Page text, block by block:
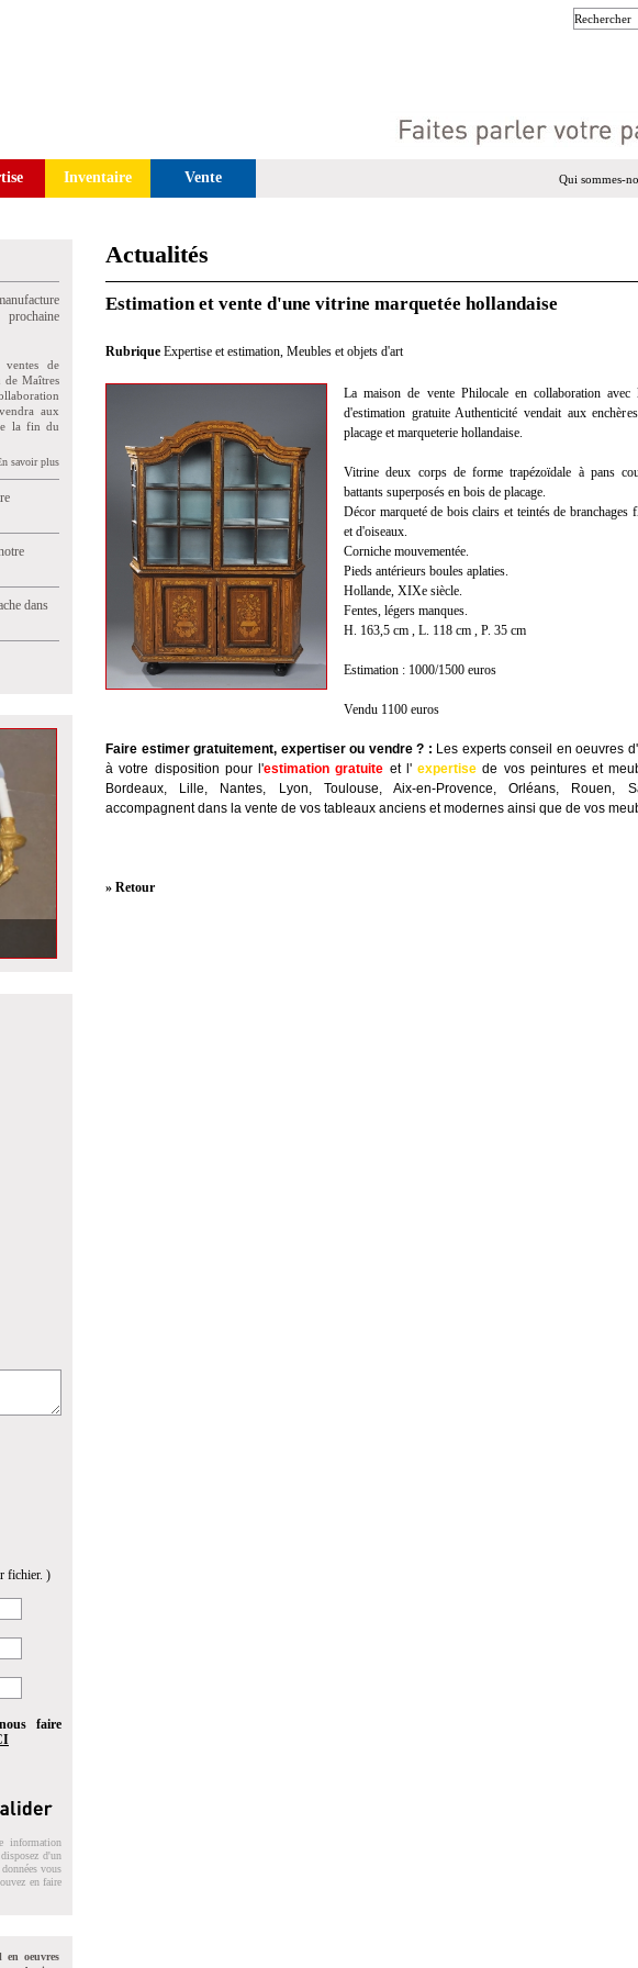
Inventaire Vente Qui sommes-
de
de Maîtres
aux
la fin du
savoir plus
dans
fichier. )
faire
information
d'un
vous
en faire
en oeuvres
Actualités
Estimation et vente d'une vitrine marquetée hollandaise
Rubrique Expertise et estimation, Meubles et objets d'art
La maison de vente Philocale en collaboration avec
d'estimation gratuite Authenticité vendait aux
placage et marqueterie hollandaise.
Vitrine deux corps de forme trapézoïdale à pans
battants superposés en bois de placage.
Décor marqueté de bois clairs et teintés de branchages
et d'oiseaux.
Corniche mouvementée.
Pieds antérieurs boules aplaties.
Hollande, XIXe siècle.
Fentes, légers manques.
H. 163,5 cm , L. 118 cm , P. 35 cm
Estimation : 1000/1500 euros
Vendu 1100 euros
Faire estimer gratuitement, expertiser ou vendre ? : Les experts conseil en oeuvres
à votre disposition pour l'estimation gratuite et l'expertise de vos peintures et
Bordeaux, Lille, Nantes, Lyon, Toulouse, Aix-en-Provence, Orléans, Rouen,
accompagnent dans la vente de vos tableaux anciens et modernes ainsi que de vos
» Retour